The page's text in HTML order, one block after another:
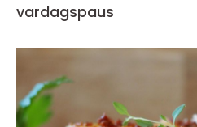
vardagspaus